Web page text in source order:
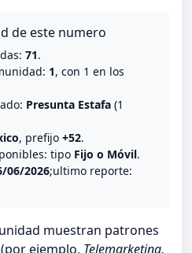
de este numero
71.
1, con 1 en los
Presunta Estafa (1
, prefijo +52.
tipo Fijo o Móvil.
06/2026;ultimo reporte:
muestran patrones
(por ejemplo, Telemarketing,